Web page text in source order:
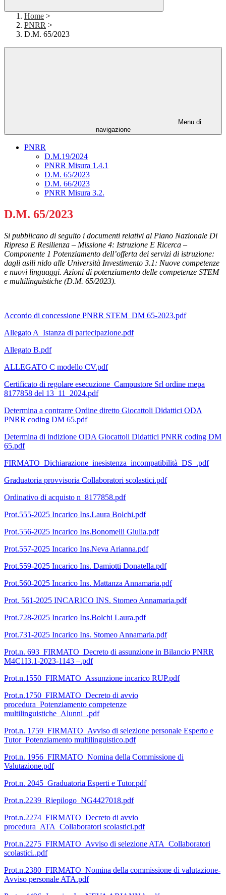
Home >
PNRR >
D.M. 65/2023
Menu di
navigazione
PNRR
D.M.19/2024
PNRR Misura 1.4.1
D.M. 65/2023
D.M. 66/2023
PNRR Misura 3.2.
D.M. 65/2023
Si pubblicano di seguito i documenti relativi al Piano Nazionale Di
Ripresa E Resilienza – Missione 4: Istruzione E Ricerca –
Componente 1 Potenziamento dell’offerta dei servizi di istruzione:
dagli asili nido alle Università Investimento 3.1: Nuove competenze
e nuovi linguaggi. Azioni di potenziamento delle competenze STEM
e multilinguistiche (D.M. 65/2023).
Accordo di concessione PNRR STEM_DM 65-2023.pdf
Allegato A_Istanza di partecipazione.pdf
Allegato B.pdf
ALLEGATO C modello CV.pdf
Certificato di regolare esecuzione_Campustore Srl ordine mepa
8177858 del 13_11_2024.pdf
Determina a contrarre Ordine diretto Giocattoli Didattici ODA
PNRR coding DM 65.pdf
Determina di indizione ODA Giocattoli Didattici PNRR coding DM
65.pdf
FIRMATO_Dichiarazione_inesistenza_incompatibilità_DS_.pdf
Graduatoria provvisoria Collaboratori scolastici.pdf
Ordinativo di acquisto n_8177858.pdf
Prot.555-2025 Incarico Ins.Laura Bolchi.pdf
Prot.556-2025 Incarico Ins.Bonomelli Giulia.pdf
Prot.557-2025 Incarico Ins.Neva Arianna.pdf
Prot.559-2025 Incarico Ins. Damiotti Donatella.pdf
Prot.560-2025 Incarico Ins. Mattanza Annamaria.pdf
Prot. 561-2025 INCARICO INS. Stomeo Annamaria.pdf
Prot.728-2025 Incarico Ins.Bolchi Laura.pdf
Prot.731-2025 Incarico Ins. Stomeo Annamaria.pdf
Prot.n. 693_FIRMATO_Decreto di assunzione in Bilancio PNRR
M4C1I3.1-2023-1143 –.pdf
Prot.n.1550_FIRMATO_Assunzione incarico RUP.pdf
Prot.n.1750_FIRMATO_Decreto di avvio
procedura_Potenziamento competenze
multilinguistiche_Alunni_.pdf
Prot.n. 1759_FIRMATO_Avviso di selezione personale Esperto e
Tutor_Potenziamento multilinguistico.pdf
Prot.n. 1956_FIRMATO_Nomina della Commissione di
Valutazione.pdf
Prot.n. 2045_Graduatoria Esperti e Tutor.pdf
Prot.n.2239_Riepilogo_NG4427018.pdf
Prot.n.2274_FIRMATO_Decreto di avvio
procedura_ATA_Collaboratori scolastici.pdf
Prot.n.2275_FIRMATO_Avviso di selezione ATA_Collaboratori
scolastici..pdf
Prot.n.2380_FIRMATO_Nomina della commissione di valutazione-
Avviso personale ATA.pdf